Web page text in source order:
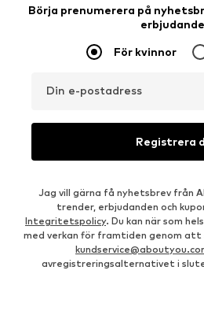
Börja prenumerera på
För kvinnor
Din e-postadress
Registrera
Jag vill gärna få nyhetsbrev från
trender, erbjudanden och
Integritetspolicy. Du kan när som
med verkan för framtiden genom
avregistreringsalternativet i